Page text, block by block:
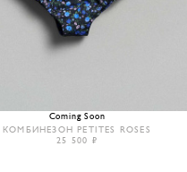
Coming Soon
КОМБИНЕЗОН PETITES ROSES
25 500 ₽